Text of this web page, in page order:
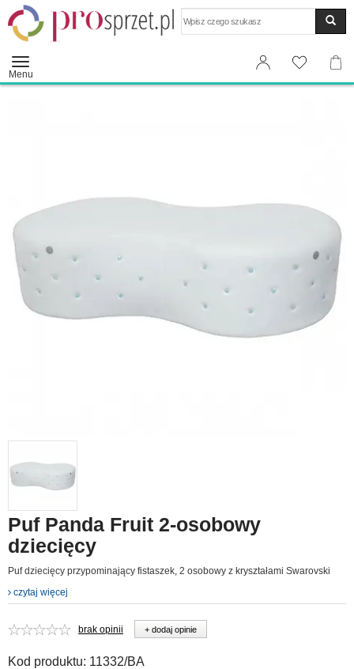
Menu
Puf Panda Fruit 2-osobowy
dziecięcy
Puf dziecięcy przypominający fistaszek, 2 osobowy z kryształami Swarovski
czytaj więcej
brak opinii + dodaj opinie
Kod produktu: 11332/BA